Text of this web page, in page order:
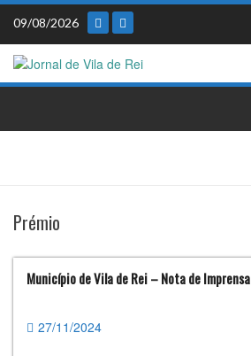
Skip
content
09/08/2026
Prémio
Município de Vila de Rei – Nota de Imprensa
27/11/2024